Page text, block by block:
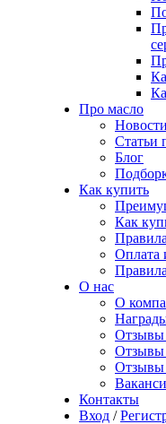
Про масло
Новости
Статьи
Блог
Как купить
Как
Оплата
О нас
О
Отзывы
Отзывы
Отзывы
Контакты
Вход /